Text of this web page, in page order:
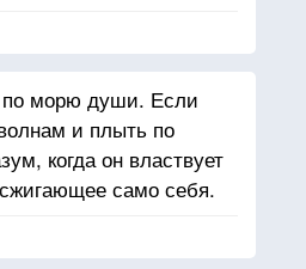
один в тени
морю души. Если
и плыть по
когда он властвует
само себя.